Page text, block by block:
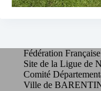
Fédération
Site de la Ligue de
Comité
Ville de